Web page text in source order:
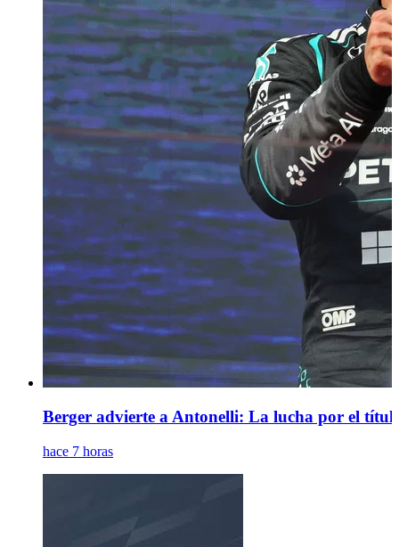
Berger advierte a Antonelli: La lucha por el
hace 7 horas